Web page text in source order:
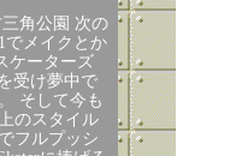
角公園 次の
でメイクとか
ケーターズ
受け夢中で
そして今も
のスタイル
フルプッシ